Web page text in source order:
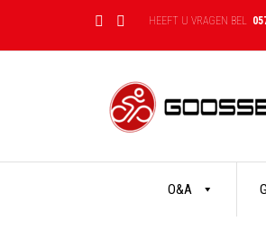
HEEFT U VRAGEN BEL
O&A